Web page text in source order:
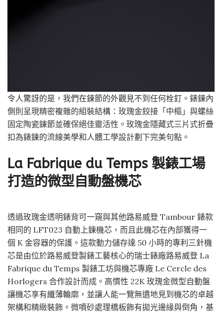
令人驚訝的是，我們在鍊節的外觀見不到任何栓釘。錶鍊內
側則呈現精密複雜的組裝結構：玫瑰金鉸接「中樞」與螺絲
固定陶瓷鍊節並確保絕佳靈活性。玫瑰金隱藏式三片式折疊
扣為錶鍊的流線美學和人體工學設計劃下完美句點。
La Fabrique du Temps 製錶工場
打造的微型自動盤機芯
透過玫瑰金透明錶背可一窺與其他路易威登 Tambour 錶款
相同的 LFT023 自動上鍊機芯，而且此機芯在內部獲得一
個 K 金容器的保護。這款動力儲存達 50 小時的專利三針機
芯是由位於路易威登製錶工藝核心的瑞士錶廠路易威登 La
Fabrique du Temps 製錶工坊與機芯專廠 Le Cercle des
Horlogers 合作設計而成。高慣性 22K 玫瑰金微型自動盤
讓機芯享有纖薄輪廓，並讓人能一覽無遺地見到機芯的卓越
架構和精緻裝飾。微噴砂處理橋板飾有拋光邊緣與倒角，基